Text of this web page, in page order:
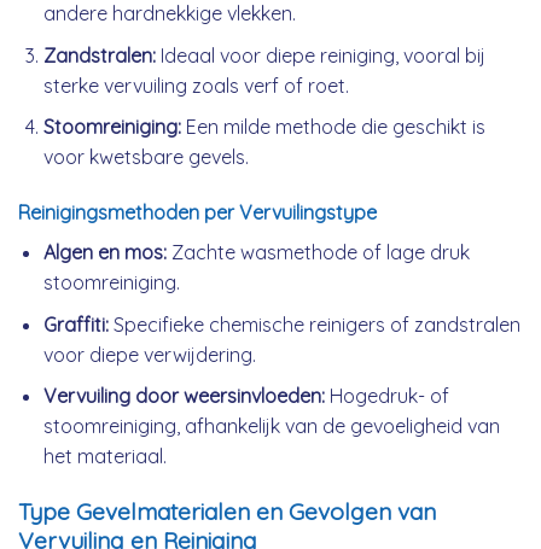
andere hardnekkige vlekken.
Zandstralen:Ideaal voor diepe reiniging, vooral bij
sterke vervuiling zoals verf of roet.
Stoomreiniging:Een milde methode die geschikt is
voor kwetsbare gevels.
Reinigingsmethoden per Vervuilingstype
Algen en mos:Zachte wasmethode of lage druk
stoomreiniging.
Graffiti:Specifieke chemische reinigers of zandstralen
voor diepe verwijdering.
Vervuiling door weersinvloeden:Hogedruk- of
stoomreiniging, afhankelijk van de gevoeligheid van
het materiaal.
Type Gevelmaterialen en Gevolgen van
Vervuiling en Reiniging